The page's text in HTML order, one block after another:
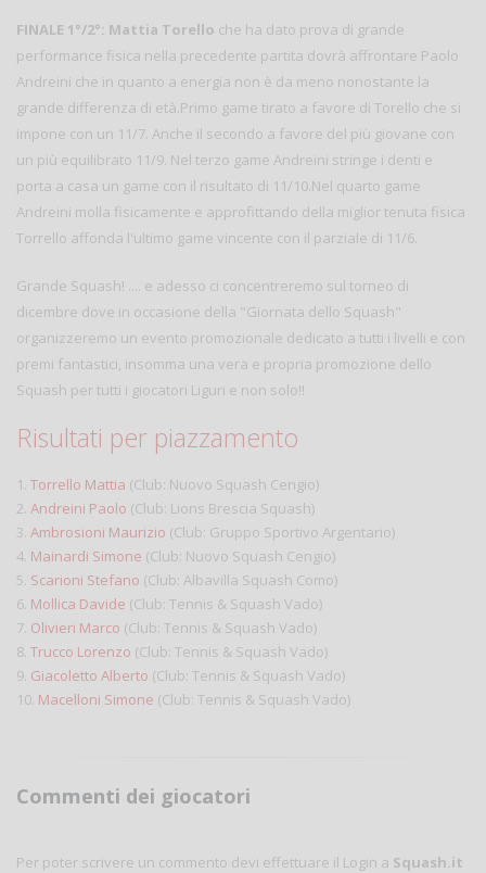
FINALE 1°/2°: Mattia Torello che ha dato prova di grande
performance fisica nella precedente partita dovrà affrontare Paolo
Andreini che in quanto a energia non è da meno nonostante la
grande differenza di età.Primo game tirato a favore di Torello che si
impone con un 11/7. Anche il secondo a favore del più giovane con
un più equilibrato 11/9. Nel terzo game Andreini stringe i denti e
porta a casa un game con il risultato di 11/10.Nel quarto game
Andreini molla fisicamente e approfittando della miglior tenuta fisica
Torrello affonda l'ultimo game vincente con il parziale di 11/6.
Grande Squash! .... e adesso ci concentreremo sul torneo di
dicembre dove in occasione della "Giornata dello Squash"
organizzeremo un evento promozionale dedicato a tutti i livelli e con
premi fantastici, insomma una vera e propria promozione dello
Squash per tutti i giocatori Liguri e non solo!!
Risultati per piazzamento
1. Torrello Mattia (Club: Nuovo Squash Cengio)
2. Andreini Paolo (Club: Lions Brescia Squash)
3. Ambrosioni Maurizio (Club: Gruppo Sportivo Argentario)
4. Mainardi Simone (Club: Nuovo Squash Cengio)
5. Scarioni Stefano (Club: Albavilla Squash Como)
6. Mollica Davide (Club: Tennis & Squash Vado)
7. Olivieri Marco (Club: Tennis & Squash Vado)
8. Trucco Lorenzo (Club: Tennis & Squash Vado)
9. Giacoletto Alberto (Club: Tennis & Squash Vado)
10. Macelloni Simone (Club: Tennis & Squash Vado)
Commenti dei giocatori
Per poter scrivere un commento devi effettuare il Login a Squash.it